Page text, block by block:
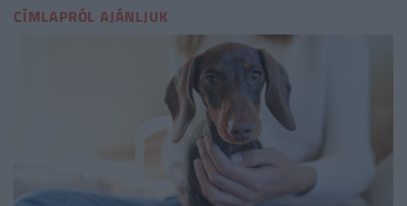
CÍMLAPRÓL AJÁNLJUK